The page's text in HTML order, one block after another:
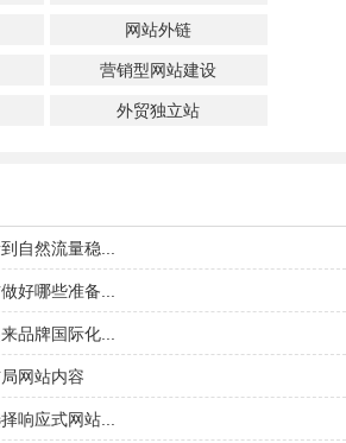
网站外链
营销型网站建设
外贸独立站
自然流量稳...
好哪些准备...
品牌国际化...
网站内容
响应式网站...